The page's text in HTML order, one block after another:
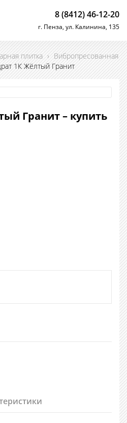
8 (8412) 46-12-20
г. Пенза, ул. Калинина, 135
плитка › Вибропресованная
1К Жёлтый Гранит
Гранит – купить